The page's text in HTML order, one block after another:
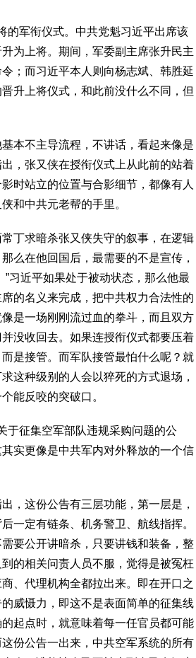
的军衔仪式。中共党魁习近平出席该
为上将。期间，军委副主席张升民主
；而习近平本人则向杨志斌、韩胜延
升上将仪式，和此前没什么不同，但
本不主导流程，不讲话，看起来像是
，张又侠在授衔仪式上从此前的站着
时站立的位置与合影细节，都像有人
和中共元老帮的手里。
丁求暗杀张又侠失守的叙事，在逻辑
么在他回国后，最需要的不是宣传，
习近平如果处于被动状态，那么他最
的名义来完成，把中共权力合法性的
是一场刚刚流过血的拳斗，而且双方
没收回去。如果连授衔仪式都要压着
是接管。而军队接管最怕什么呢？就
这种级别的人会以猝死的方式退场，
能反咬的突破口。
于征集空军部队违规采购问题的公
实更像是中共军内对外释放的一个信
，这份公告有三层功能，第一层是，
一定有链条、机务警卫、航线指挥。
要公开讲暗杀，只要讲钱和装备，整
的相关问责人员不服，觉得是被冤枉
、代理机构全都拉出来。即在开口之
威慑力，即这不是表面简单的征集线
起点时，就意味着每一任官员都可能
份公告一出来，中共空军系统的所有